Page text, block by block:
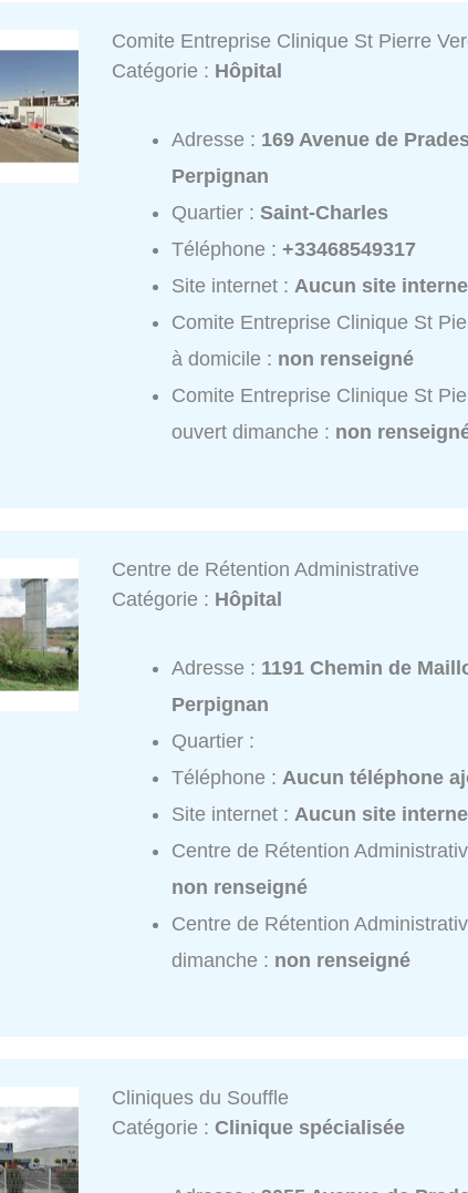
Comite Entreprise Clinique St Pierre
Catégorie : Hôpital
Adresse : 169 Avenue de
Perpignan
Quartier :Saint-Charles
Téléphone :+33468549317
Site internet :Aucun site
Comite Entreprise Clinique St
à domicile : non renseigné
Comite Entreprise Clinique St
ouvert dimanche : non
Centre de Rétention Administrative
Catégorie : Hôpital
Adresse : 1191 Chemin de
Perpignan
Quartier :
Téléphone : Aucun téléphone
Site internet : Aucun site
Centre de Rétention
non renseigné
Centre de Rétention
dimanche : non renseigné
Cliniques du Souffle
Catégorie :Clinique spécialisée